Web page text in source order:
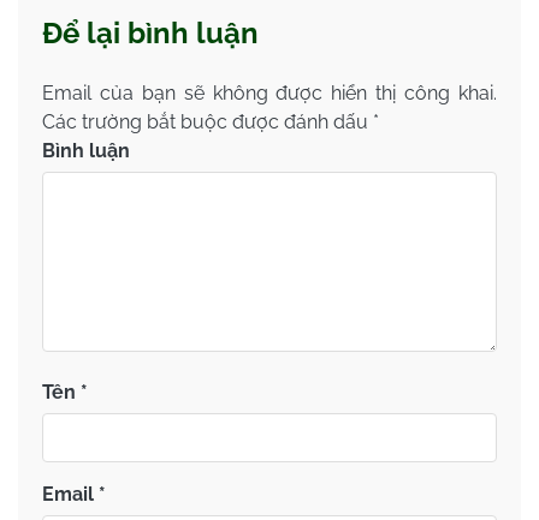
Để lại bình luận
Email của bạn sẽ không được hiển thị công khai.
Các trường bắt buộc được đánh dấu *
Bình luận
Tên *
Email *